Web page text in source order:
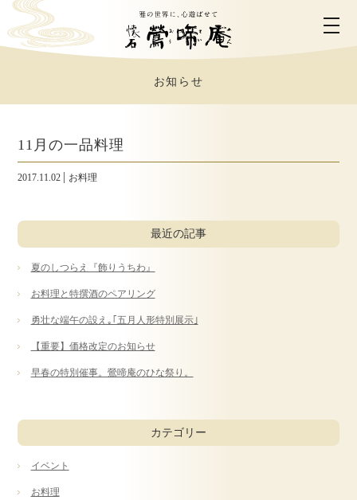
ホーム
お部屋のご案内
ご利用シーン
営業時間・アクセス
採用情報 企業情報 サイトマップ
お知らせ
11月の一品料理
2017.11.02 お料理
最近の記事
夏のしつらえ『飾りうちわ』
お料理と特撰酒のペアリング
勇壮な端午の設え｡｢五月人形特別展示｣
【重要】価格改定のお知らせ
早春の特別催事。鶯啼庵のひな祭り。
カテゴリー
イベント
お料理